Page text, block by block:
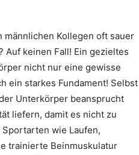
Kollegen oft sauer
Auf keinen Fall! Ein gezieltes
nicht nur eine gewisse
ein starkes Fundament! Selbst
Unterkörper beansprucht
liefern, damit es nicht zu
wie Laufen,
trainierte Beinmuskulatur